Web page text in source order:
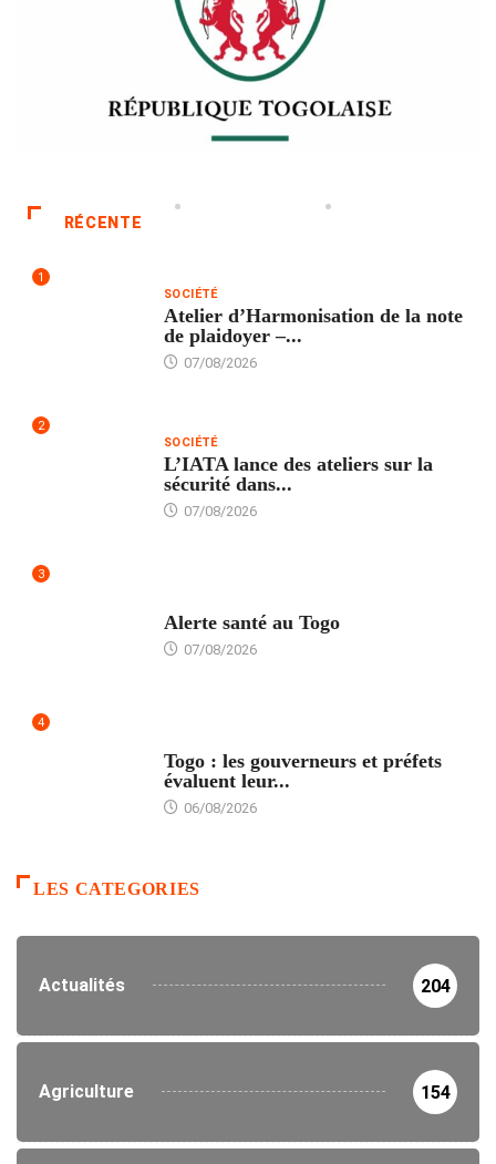
RÉCENTE
1
SOCIÉTÉ
Atelier d’Harmonisation de la note
de plaidoyer –...
07/08/2026
2
SOCIÉTÉ
L’IATA lance des ateliers sur la
sécurité dans...
07/08/2026
3
Alerte santé au Togo
07/08/2026
4
Togo : les gouverneurs et préfets
évaluent leur...
06/08/2026
LES CATEGORIES
Actualités 204
Agriculture 154